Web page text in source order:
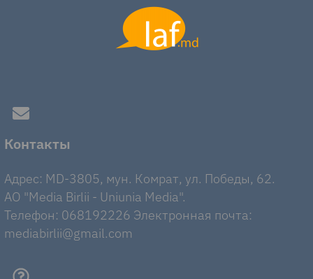
Контакты
Адрес: MD-3805, мун. Комрат, ул. Победы, 62.
AO "Media Birlii - Uniunia Media".
Телефон: 068192226 Электронная почта:
mediabirlii@gmail.com